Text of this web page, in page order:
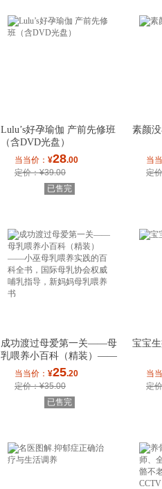
Lulu’s好孕瑜伽 产前先修班
（含DVD光盘）
当当价： ¥28.00
定价：¥39.00
已售完
素颜
当
定
成功渡过母爱第一关——母
乳喂养小百科（精装）——
小巫母乳喂养
当当价： ¥25.20
定价：¥35.00
已售完
宝宝
当
定